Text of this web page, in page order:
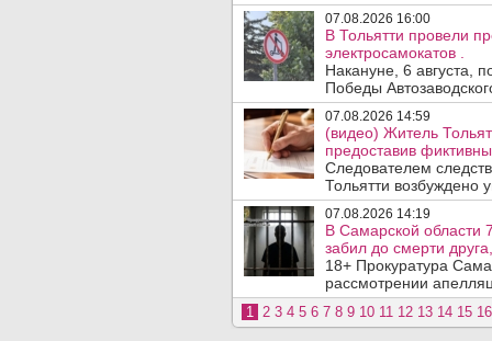
07.08.2026 16:00
В Тольятти провели
электросамокатов .
Накануне, 6 августа,
Победы
07.08.2026 14:59
(видео) Житель
предоставив
Следователем
Тольятти возбуждено
07.08.2026 14:19
В Самарской области
забил до смерти
18+ Прокуратура
рассмотрении
1 2 3 4 5 6 7 8 9 10 11 12 13 14 15 16